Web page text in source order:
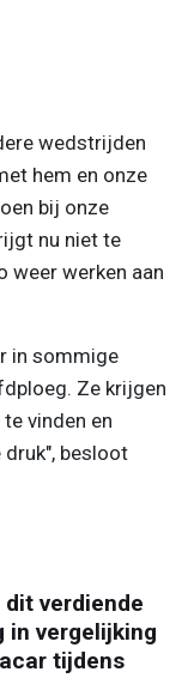
wedstrijden
hem en onze
bij onze
nu niet te
weer werken aan
in sommige
Ze krijgen
vinden en
besloot
dit verdiende
in vergelijking
tijdens